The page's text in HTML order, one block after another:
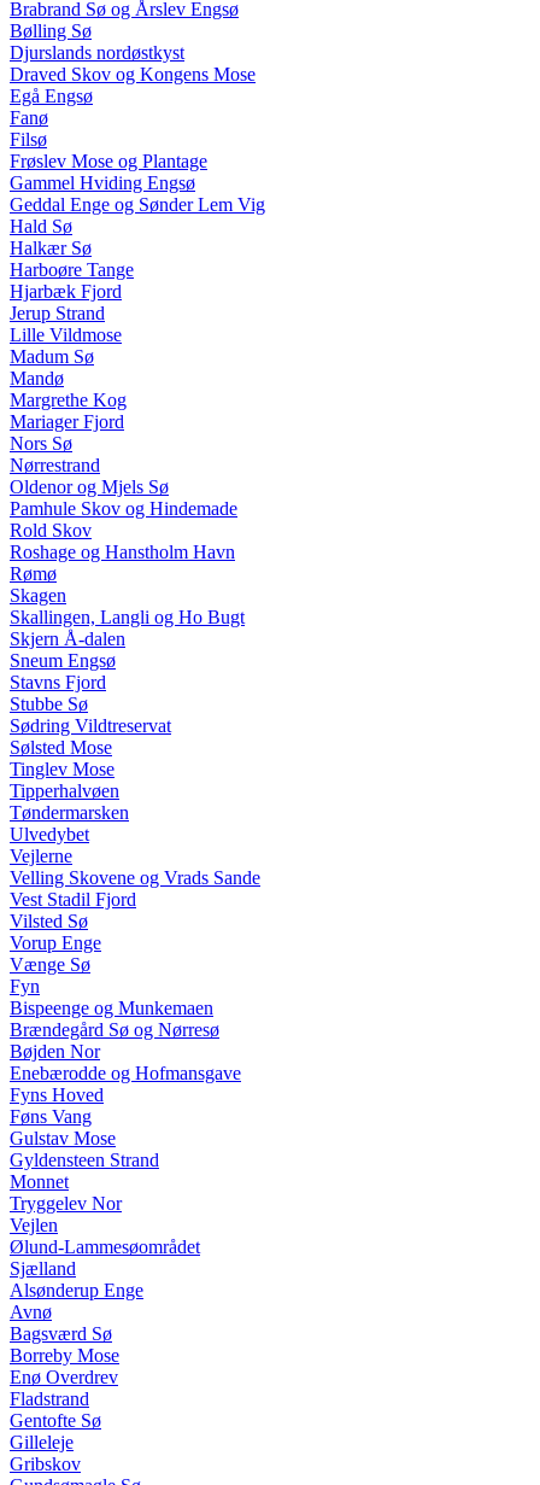
Brabrand Sø og Årslev Engsø
Bølling Sø
Djurslands nordøstkyst
Draved Skov og Kongens Mose
Egå Engsø
Fanø
Filsø
Frøslev Mose og Plantage
Gammel Hviding Engsø
Geddal Enge og Sønder Lem Vig
Hald Sø
Halkær Sø
Harboøre Tange
Hjarbæk Fjord
Jerup Strand
Lille Vildmose
Madum Sø
Mandø
Margrethe Kog
Mariager Fjord
Nors Sø
Nørrestrand
Oldenor og Mjels Sø
Pamhule Skov og Hindemade
Rold Skov
Roshage og Hanstholm Havn
Rømø
Skagen
Skallingen, Langli og Ho Bugt
Skjern Å-dalen
Sneum Engsø
Stavns Fjord
Stubbe Sø
Sødring Vildtreservat
Sølsted Mose
Tinglev Mose
Tipperhalvøen
Tøndermarsken
Ulvedybet
Vejlerne
Velling Skovene og Vrads Sande
Vest Stadil Fjord
Vilsted Sø
Vorup Enge
Vænge Sø
Fyn
Bispeenge og Munkemaen
Brændegård Sø og Nørresø
Bøjden Nor
Enebærodde og Hofmansgave
Fyns Hoved
Føns Vang
Gulstav Mose
Gyldensteen Strand
Monnet
Tryggelev Nor
Vejlen
Ølund-Lammesøområdet
Sjælland
Alsønderup Enge
Avnø
Bagsværd Sø
Borreby Mose
Enø Overdrev
Fladstrand
Gentofte Sø
Gilleleje
Gribskov